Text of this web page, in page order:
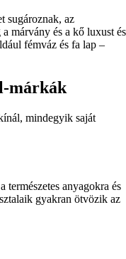
sugároznak, az
márvány és a kő luxust és
fémváz és fa lap –
márkák
mindegyik saját
anyagokra és
gyakran ötvözik az